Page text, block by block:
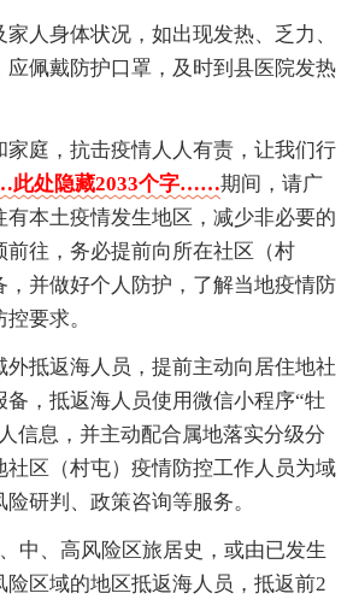
人身体状况，如出现发热、乏力、
应佩戴防护口罩，及时到县医院发热
家庭，抗击疫情人人有责，让我们行
处隐藏2033个字……期间，请广
有本土疫情发生地区，减少非必要的
前往，务必提前向所在社区（村
，并做好个人防护，了解当地疫情防
要求。
外抵返海人员，提前主动向居住地社
备，抵返海人员使用微信小程序“牡
信息，并主动配合属地落实分级分
社区（村屯）疫情防控工作人员为域
研判、政策咨询等服务。
中、高风险区旅居史，或由已发生
区域的地区抵返海人员，抵返前2